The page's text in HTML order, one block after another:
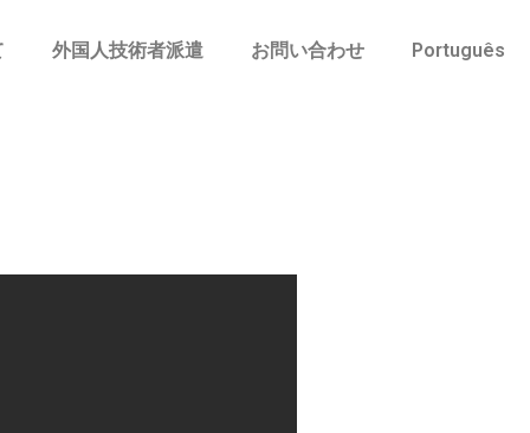
外国人技術者派遣 お問い合わせ Português